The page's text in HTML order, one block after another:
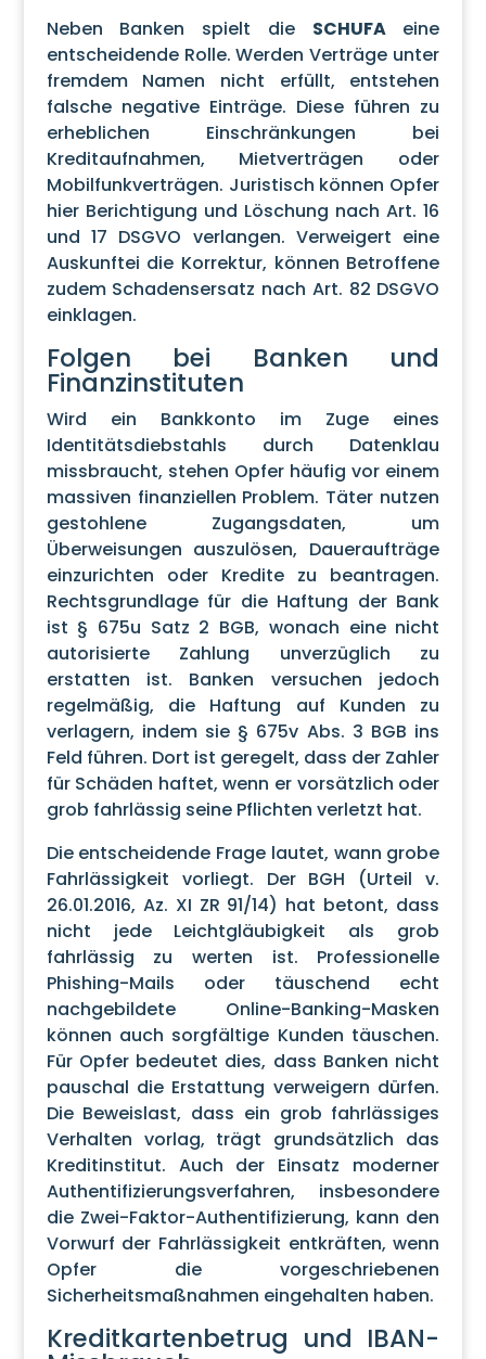
Neben Banken spielt die SCHUFAeine
entscheidende Rolle. Werden Verträge unter
fremdem Namen nicht erfüllt, entstehen
falsche negative Einträge. Diese führen zu
erheblichen Einschränkungen bei
Kreditaufnahmen, Mietverträgen oder
Mobilfunkverträgen. Juristisch können Opfer
hier Berichtigung und Löschung nach Art. 16
und 17 DSGVO verlangen. Verweigert eine
Auskunftei die Korrektur, können Betroffene
zudem Schadensersatz nach Art. 82 DSGVO
einklagen.
Folgen bei Banken und
Finanzinstituten
Wird ein Bankkonto im Zuge eines
Identitätsdiebstahls durch Datenklau
missbraucht, stehen Opfer häufig vor einem
massiven finanziellen Problem. Täter nutzen
gestohlene Zugangsdaten, um
Überweisungen auszulösen, Daueraufträge
einzurichten oder Kredite zu beantragen.
Rechtsgrundlage für die Haftung der Bank
ist § 675u Satz 2 BGB, wonach eine nicht
autorisierte Zahlung unverzüglich zu
erstatten ist. Banken versuchen jedoch
regelmäßig, die Haftung auf Kunden zu
verlagern, indem sie § 675v Abs. 3 BGB ins
Feld führen. Dort ist geregelt, dass der Zahler
für Schäden haftet, wenn er vorsätzlich oder
grob fahrlässig seine Pflichten verletzt hat.
Die entscheidende Frage lautet, wann grobe
Fahrlässigkeit vorliegt. Der BGH (Urteil v.
26.01.2016, Az. XI ZR 91/14) hat betont, dass
nicht jede Leichtgläubigkeit als grob
fahrlässig zu werten ist. Professionelle
Phishing-Mails oder täuschend echt
nachgebildete Online-Banking-Masken
können auch sorgfältige Kunden täuschen.
Für Opfer bedeutet dies, dass Banken nicht
pauschal die Erstattung verweigern dürfen.
Die Beweislast, dass ein grob fahrlässiges
Verhalten vorlag, trägt grundsätzlich das
Kreditinstitut. Auch der Einsatz moderner
Authentifizierungsverfahren, insbesondere
die Zwei-Faktor-Authentifizierung, kann den
Vorwurf der Fahrlässigkeit entkräften, wenn
Opfer die vorgeschriebenen
Sicherheitsmaßnahmen eingehalten haben.
Kreditkartenbetrug und IBAN-